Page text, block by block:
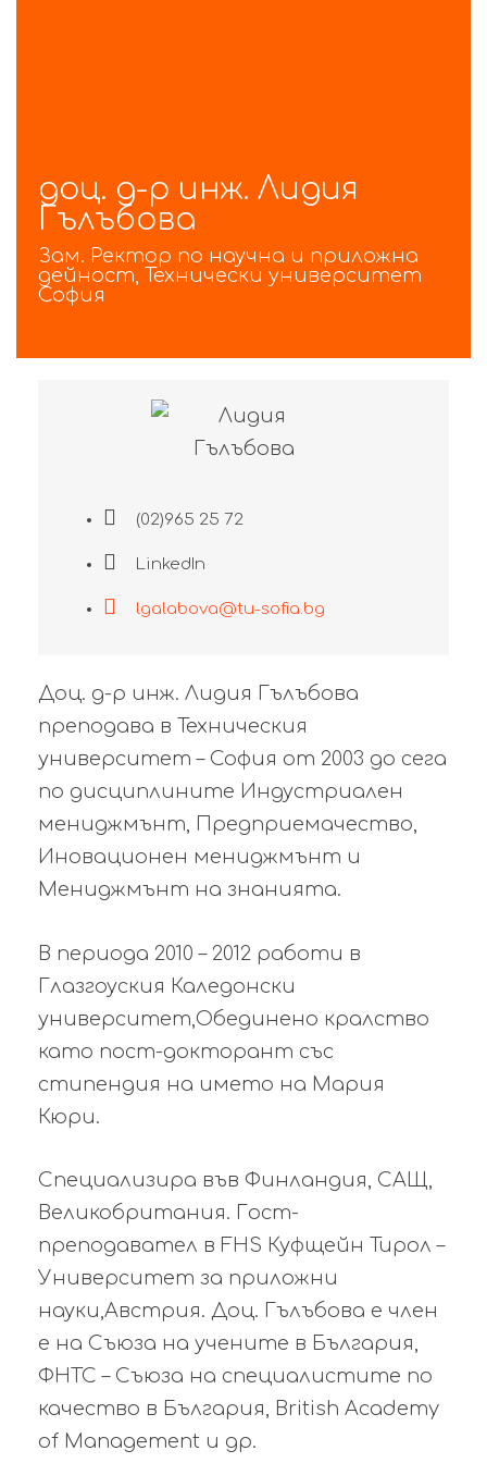
доц. д-р инж. Лидия
Гълъбова
Зам. Ректор по научна и приложна
дейност, Технически университет
София
Доц. д-р инж. Лидия Гълъбова
преподава в Техническия
университет – София от 2003 до сега
по дисциплините Индустриален
мениджмънт, Предприемачество,
Иновационен мениджмънт и
Мениджмънт на знанията.
В периода 2010 – 2012 работи в
Глазгоуския Каледонски
университет,Обединено кралство
като пост-докторант със
стипендия на името на Мария
Кюри.
Специализира във Финландия, САЩ,
Великобритания. Гост-
преподавател в FHS Куфщейн Тирол –
Университет за приложни
науки,Австрия. Доц. Гълъбова е член
е на Съюза на учените в България,
ФНТС – Съюза на специалистите по
качество в България, British Academy
of Management и др.
(02)965 25 72
LinkedIn
lgalabova@tu-sofia.bg